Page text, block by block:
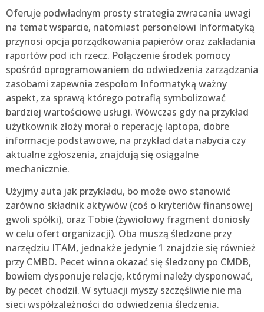
Oferuje podwładnym prosty strategia zwracania uwagi
na temat wsparcie, natomiast personelowi Informatyką
przynosi opcja porządkowania papierów oraz zakładania
raportów pod ich rzecz. Połączenie środek pomocy
spośród oprogramowaniem do odwiedzenia zarządzania
zasobami zapewnia zespołom Informatyką ważny
aspekt, za sprawą którego potrafią symbolizować
bardziej wartościowe usługi. Wówczas gdy na przykład
użytkownik złoży morał o reperację laptopa, dobre
informacje podstawowe, na przykład data nabycia czy
aktualne zgłoszenia, znajdują się osiągalne
mechanicznie.
Użyjmy auta jak przykładu, bo może owo stanowić
zarówno składnik aktywów (coś o kryteriów finansowej
gwoli spółki), oraz Tobie (żywiołowy fragment doniosły
w celu ofert organizacji). Oba muszą śledzone przy
narzędziu ITAM, jednakże jedynie 1 znajdzie się również
przy CMBD. Pecet winna okazać się śledzony po CMDB,
bowiem dysponuje relacje, którymi należy dysponować,
by pecet chodził. W sytuacji myszy szczęśliwie nie ma
sieci współzależności do odwiedzenia śledzenia.